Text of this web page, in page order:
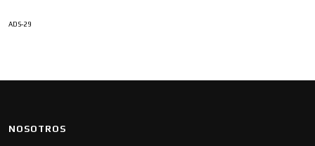
ADS-29
NOSOTROS